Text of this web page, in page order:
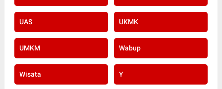
UAS UKMK
UMKM Wabup
Wisata Y